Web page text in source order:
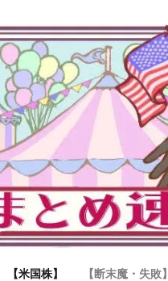
【米国株】 【断末魔・失敗】